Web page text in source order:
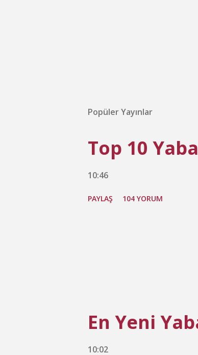
Popüler Yayınlar
Top 10
10:46
PAYLAŞ 104 YORUM
En Yeni
10:02